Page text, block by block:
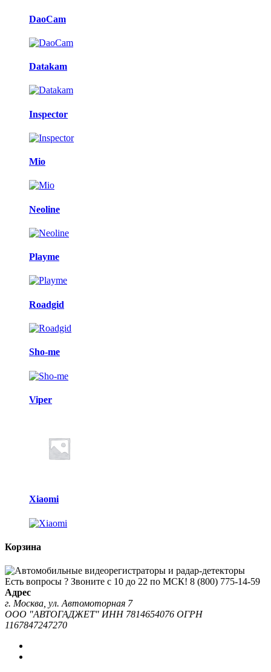
DaoCam
Datakam
Inspector
Mio
Neoline
Playme
Roadgid
Sho-me
Viper
Xiaomi
Корзина
Есть вопросы ? Звоните с 10 до 22 по МСК! 8 (800) 775-14-59
Адрес
г. Москва, ул. Автомоторная 7
ООО "АВТОГАДЖЕТ" ИНН 7814654076 ОГРН
1167847247270